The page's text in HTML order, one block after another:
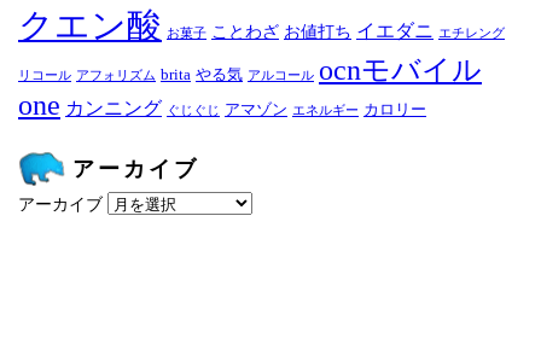
クエン酸 お菓子 ことわざ お値打ち イエダニ エチレング
リコール アフォリズム brita やる気 アルコール ocnモバイル
one カンニング ぐじぐじ アマゾン エネルギー カロリー
アーカイブ
アーカイブ